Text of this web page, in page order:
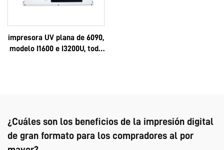
impresora UV plana de 6090,
modelo I1600 e I3200U, todo
¿Cuáles son los beneficios de la impresión digital
de gran formato para los compradores al por